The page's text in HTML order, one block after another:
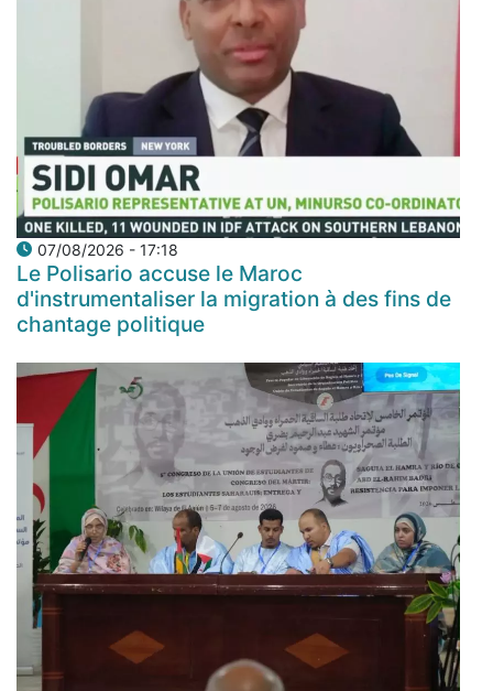
07/08/2026 - 17:18
Le Polisario accuse le Maroc
d'instrumentaliser la migration à des fins de
chantage politique